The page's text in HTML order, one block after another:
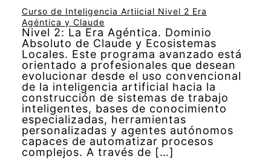
Curso de Inteligencia Artiicial Nivel 2 Era
Agéntica y Claude
Nivel 2: La Era Agéntica. Dominio
Absoluto de Claude y Ecosistemas
Locales. Este programa avanzado está
orientado a profesionales que desean
evolucionar desde el uso convencional
de la inteligencia artificial hacia la
construcción de sistemas de trabajo
inteligentes, bases de conocimiento
especializadas, herramientas
personalizadas y agentes autónomos
capaces de automatizar procesos
complejos. A través de […]